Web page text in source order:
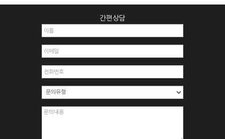
간편상담